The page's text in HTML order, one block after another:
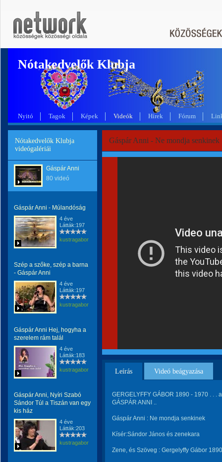
Nótakedvelők Klubja
Nyitó Tagok Képek Videók Hírek Fórum
Nótakedvelők Klubja
videógalériái
Gáspár Anni
80 videó
Gáspár Anni - Múlandóság
4 éve
Látták:197
kustragabor
Szép a szőke, szép a barna
- Gáspár Anni
4 éve
Látták:197
kustragabor
Gáspár Anni Hej, hogyha a
szerelem rám talál
4 éve
Látták:183
kustragabor
Gáspár Anni, Nyíri Szabó
Sándor Túl a Tiszán van egy
kis ház
4 éve
Látták:203
kustragabor
Gáspár Anni - Ne mondja senkinek
Leírás Videó beágyazása
GERGELYFFY GÁBOR 1890 - 1970 . . .
GÁSPÁR ANNI ..
Gáspár Anni : Ne mondja senkinek
Kísér:Sándor János és zenekara
Zene, és Szöveg : Gergelyffy Gábor